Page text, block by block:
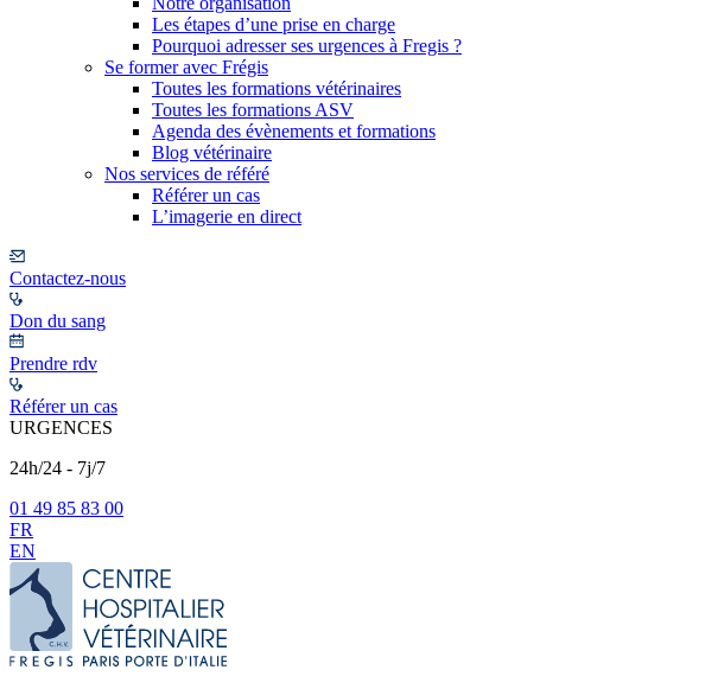
Les étapes d’une prise en charge
Pourquoi adresser ses urgences à Fregis ?
Se former avec Frégis
Toutes les formations vétérinaires
Toutes les formations ASV
Agenda des évènements et formations
Blog vétérinaire
Nos services de référé
Référer un cas
L’imagerie en direct
Contactez-nous
Don du sang
Prendre rdv
Référer un cas
URGENCES
24h/24 - 7j/7
01 49 85 83 00
FR
EN